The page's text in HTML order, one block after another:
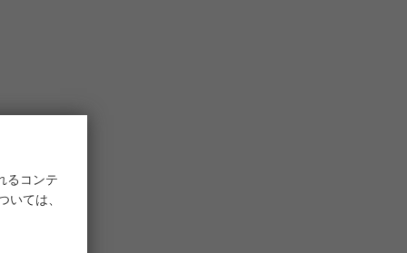
るコンテ
ては、